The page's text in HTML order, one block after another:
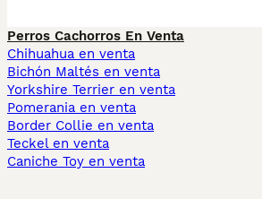
Perros Cachorros En Venta
Chihuahua en venta
Bichón Maltés en venta
Yorkshire Terrier en venta
Pomerania en venta
Border Collie en venta
Teckel en venta
Caniche Toy en venta